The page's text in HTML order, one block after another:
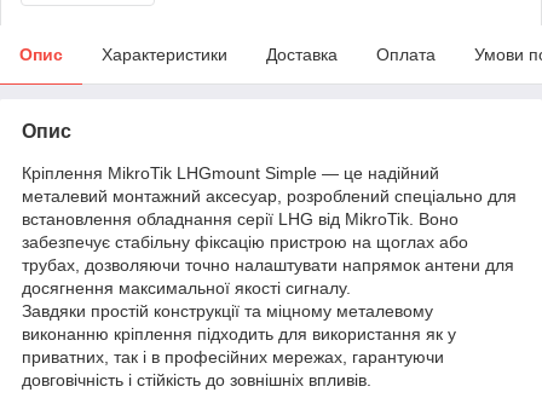
Опис Характеристики Доставка Оплата Умови
Опис
Кріплення MikroTik LHGmount Simple — це надійний
металевий монтажний аксесуар, розроблений спеціально для
встановлення обладнання серії LHG від MikroTik. Воно
забезпечує стабільну фіксацію пристрою на щоглах або
трубах, дозволяючи точно налаштувати напрямок антени для
досягнення максимальної якості сигналу.
Завдяки простій конструкції та міцному металевому
виконанню кріплення підходить для використання як у
приватних, так і в професійних мережах, гарантуючи
довговічність і стійкість до зовнішніх впливів.